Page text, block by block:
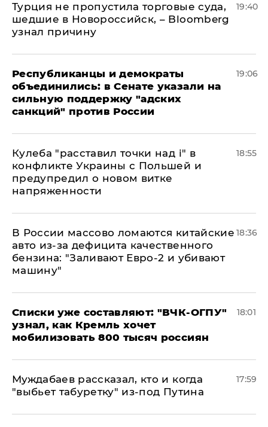
Турция не пропустила торговые суда,
шедшие в Новороссийск, – Bloomberg
узнал причину
19:40
Республиканцы и демократы
объединились: в Сенате указали на
сильную поддержку "адских
санкций" против России
19:06
Кулеба "расставил точки над і" в
конфликте Украины с Польшей и
предупредил о новом витке
напряженности
18:55
В России массово ломаются китайские
авто из-за дефицита качественного
бензина: "Заливают Евро-2 и убивают
машину"
18:36
Списки уже составляют: "ВЧК-ОГПУ"
узнал, как Кремль хочет
мобилизовать 800 тысяч россиян
18:01
Муждабаев рассказал, кто и когда
"выбьет табуретку" из-под Путина
17:59